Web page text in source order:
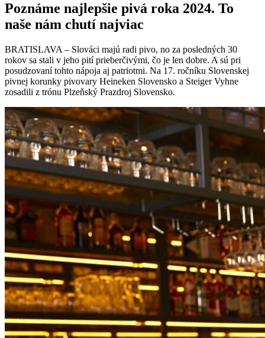
Poznáme najlepšie pivá roka 2024. To
naše nám chutí najviac
BRATISLAVA – Slováci majú radi pivo, no za posledných 30
rokov sa stali v jeho pití prieberčivými, čo je len dobre. A sú pri
posudzovaní tohto nápoja aj patriotmi. Na 17. ročníku Slovenskej
pivnej korunky pivovary Heineken Slovensko a Steiger Vyhne
zosadili z trónu Plzeňský Prazdroj Slovensko.